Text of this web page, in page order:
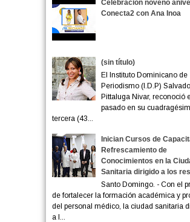
Celebración noveno
Conecta2 con Ana Inoa
(sin título)
El Instituto Dominicano de
Periodismo (I.D.P)
Pittaluga Nivar, reconoció
pasado en su
tercera (43...
Inician Cursos de
Refrescamiento de
Conocimientos en la
Sanitaria dirigido a los
Santo Domingo. - Con el
de fortalecer la formación académica y
del personal médico, la ciudad sanitaria
a l...